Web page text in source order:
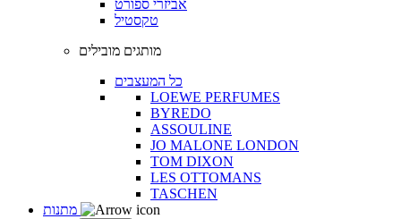
אביזרי ספורט
טקסטיל
מותגים מובילים
כל המעצבים
LOEWE PERFUMES
BYREDO
ASSOULINE
JO MALONE LONDON
TOM DIXON
LES OTTOMANS
TASCHEN